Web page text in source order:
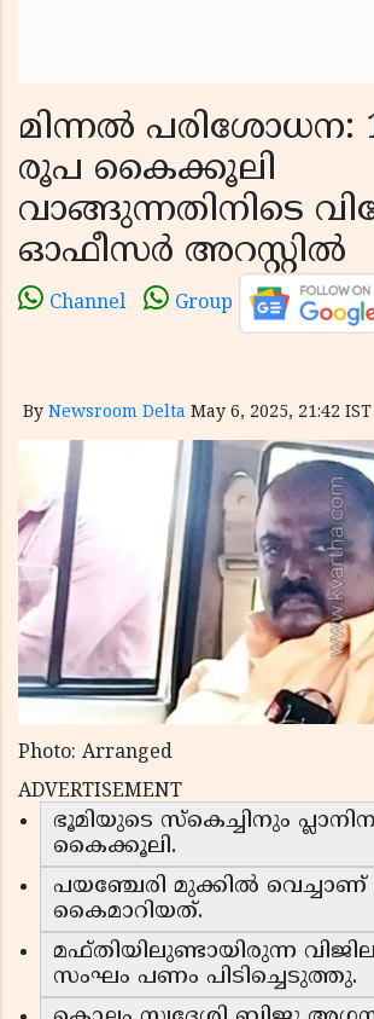
മിന്നൽ പരിശോധന:
രൂപ കൈക്കൂലി
വാങ്ങുന്നതിനിടെ
ഓഫീസർ അറസ്റ്റിൽ
Channel Group
By Newsroom Delta May 6, 2025, 21:42 IST
Photo: Arranged
ADVERTISEMENT
ഭൂമിയുടെ സ്കെച്ചിനും
കൈക്കൂലി.
പയഞ്ചേരി മുക്കിൽ
കൈമാറിയത്.
മഫ്തിയിലുണ്ടായിരുന്ന
സംഘം പണം പിടിച്ചെടുത്തു.